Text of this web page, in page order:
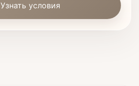
Узнать условия